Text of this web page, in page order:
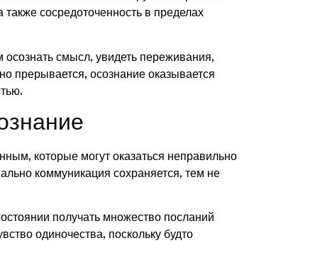
сосредоточенность в пределах
осознать смысл, увидеть переживания,
прерывается, осознание оказывается
которые могут оказаться неправильно
коммуникация сохраняется, тем не
получать множество посланий
одиночества, поскольку будто